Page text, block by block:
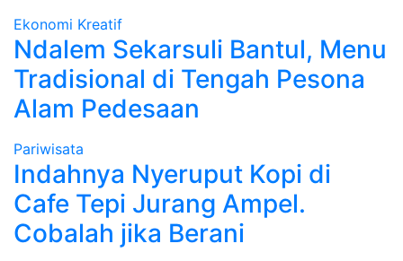
Ekonomi Kreatif
Ndalem Sekarsuli Bantul, Menu
Tradisional di Tengah Pesona
Alam Pedesaan
Pariwisata
Indahnya Nyeruput Kopi di
Cafe Tepi Jurang Ampel.
Cobalah jika Berani